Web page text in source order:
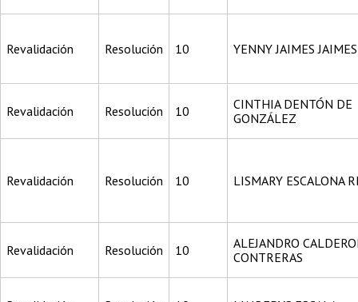
Revalidación Resolución 10 YENNY JAIMES JAIMES
Revalidación Resolución 10
CINTHIA DENTÓN DE
GONZÁLEZ
Revalidación Resolución 10 LISMARY ESCALONA
Revalidación Resolución 10
ALEJANDRO
CONTRERAS